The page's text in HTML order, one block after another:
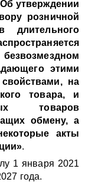
утверждении
розничной
длительного
этими
на
товара, и
товаров
обмену, а
акты
.
1 января 2021
года.